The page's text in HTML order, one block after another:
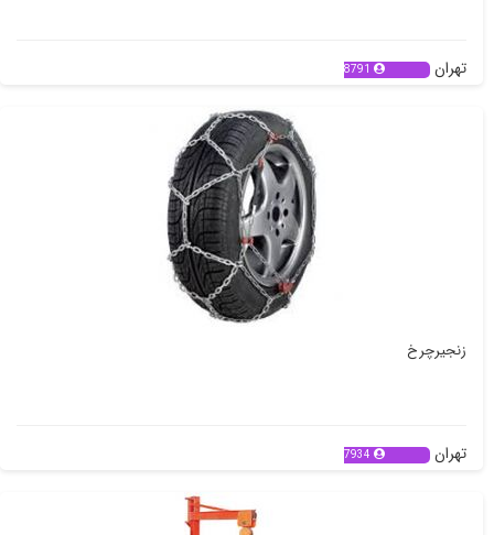
تهران 8791
زنجیرچرخ
تهران 7934